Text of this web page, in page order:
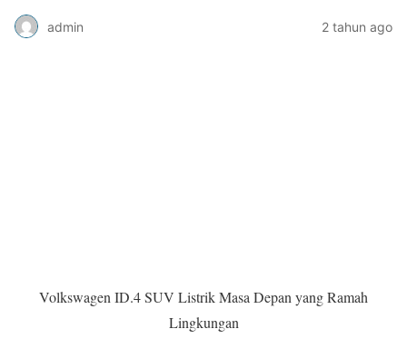
admin 2 tahun ago
Volkswagen ID.4 SUV Listrik Masa Depan yang Ramah
Lingkungan